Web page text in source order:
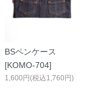
BSペンケース
[KOMO-704]
1,600円(税込1,760円)